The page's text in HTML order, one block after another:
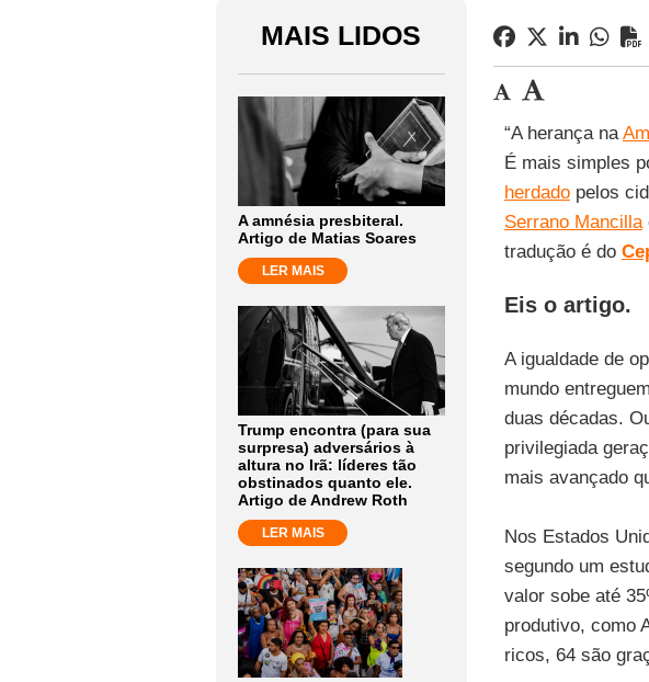
MAIS LIDOS
A amnésia presbiteral.
Artigo de Matias Soares
LER MAIS
Trump encontra (para sua
surpresa) adversários à
altura no Irã: líderes tão
obstinados quanto ele.
Artigo de Andrew Roth
LER MAIS
“A herança na
É mais simples
herdadopelos
Serrano Mancilla
tradução é do
Eis o artigo.
A igualdade de
mundo
duas décadas.
privilegiada
mais avançado
Nos Estados
segundo um
valor sobe até
produtivo, como
ricos, 64 são